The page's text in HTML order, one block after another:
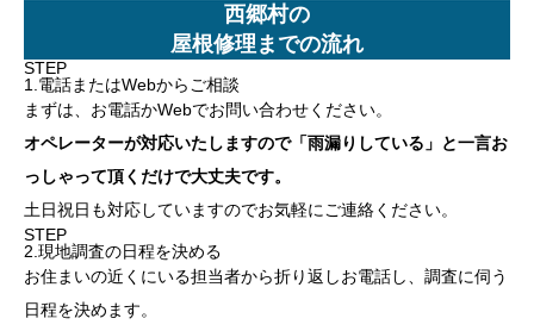
西郷村の
屋根修理までの流れ
STEP
1.電話またはWebからご相談
まずは、お電話かWebでお問い合わせください。
オペレーターが対応いたしますので「雨漏りしている」と一言お
っしゃって頂くだけで大丈夫です。
土日祝日も対応していますのでお気軽にご連絡ください。
STEP
2.現地調査の日程を決める
お住まいの近くにいる担当者から折り返しお電話し、調査に伺う
日程を決めます。